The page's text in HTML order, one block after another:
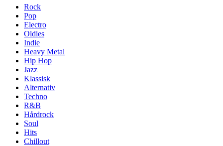
Rock
Pop
Electro
Oldies
Indie
Heavy Metal
Hip Hop
Jazz
Klassisk
Alternativ
Techno
R&B
Hårdrock
Soul
Hits
Chillout